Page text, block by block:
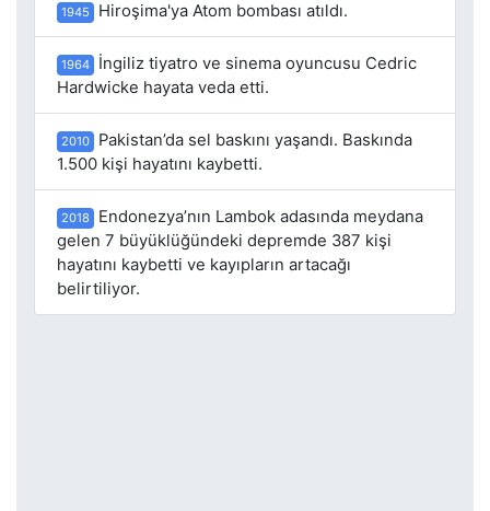
1945 Hiroşima'ya Atom bombası atıldı.
1964
İngiliz tiyatro ve sinema oyuncusu Cedric
Hardwicke hayata veda etti.
2010
Pakistan’da sel baskını yaşandı. Baskında
1.500 kişi hayatını kaybetti.
2018
Endonezya’nın Lambok adasında meydana
gelen 7 büyüklüğündeki depremde 387 kişi
hayatını kaybetti ve kayıpların artacağı
belirtiliyor.